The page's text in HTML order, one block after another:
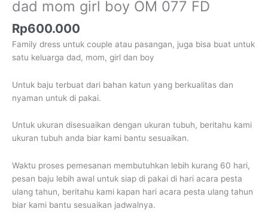
dad mom girl boy OM 077 FD
Rp600.000
Family dress untuk couple atau pasangan, juga bisa buat untuk
satu keluarga dad, mom, girl dan boy
Untuk baju terbuat dari bahan katun yang berkualitas dan
nyaman untuk di pakai.
Untuk ukuran disesuaikan dengan ukuran tubuh, beritahu kami
ukuran tubuh anda biar kami bantu sesuaikan.
Waktu proses pemesanan membutuhkan lebih kurang 60 hari,
pesan baju lebih awal untuk siap di pakai di hari acara pesta
ulang tahun, beritahu kami kapan hari acara pesta ulang tahun
biar kami bantu sesuaikan jadwalnya.